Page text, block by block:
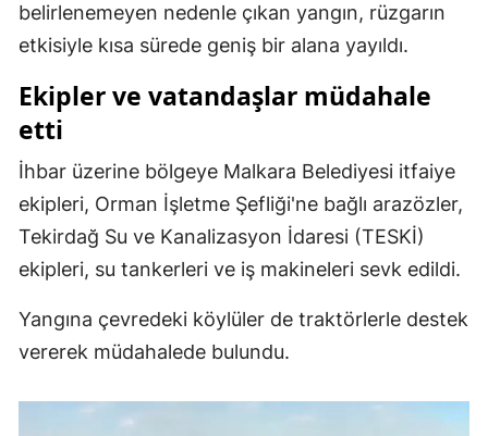
Hatay
Isparta
İstanbul
İzmir
Kars
Kastamonu
Kayseri
Kırklareli
belirlenemeyen nedenle çıkan yangın, rüzgarın
etkisiyle kısa sürede geniş bir alana yayıldı.
Ekipler ve vatandaşlar müdahale
etti
İhbar üzerine bölgeye Malkara Belediyesi itfaiye
ekipleri, Orman İşletme Şefliği'ne bağlı arazözler,
Tekirdağ Su ve Kanalizasyon İdaresi (TESKİ)
ekipleri, su tankerleri ve iş makineleri sevk edildi.
Yangına çevredeki köylüler de traktörlerle destek
vererek müdahalede bulundu.